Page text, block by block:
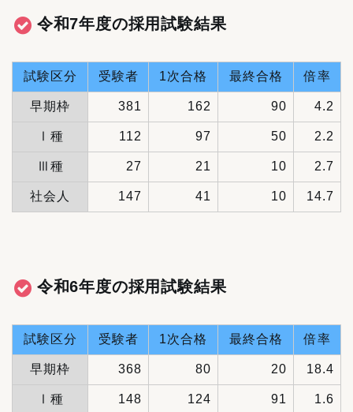
令和7年度の採用試験結果
試験区分 受験者 1次合格 最終合格 倍率
早期枠 381 162 90 4.2
Ⅰ種 112 97 50 2.2
Ⅲ種 27 21 10 2.7
社会人 147 41 10 14.7
令和6年度の採用試験結果
試験区分 受験者 1次合格 最終合格 倍率
早期枠 368 80 20 18.4
Ⅰ種 148 124 91 1.6